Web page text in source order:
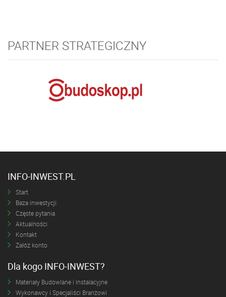
PARTNER STRATEGICZNY
INFO-INWEST.PL
Start
Baza inwestycji
Częste pytania
Aktualności
Kontakt
Załóż konto
Dla kogo INFO-INWEST?
Materiały Budowlane i Instalacyjne
Wykonawcy i Specjaliści Branżowi